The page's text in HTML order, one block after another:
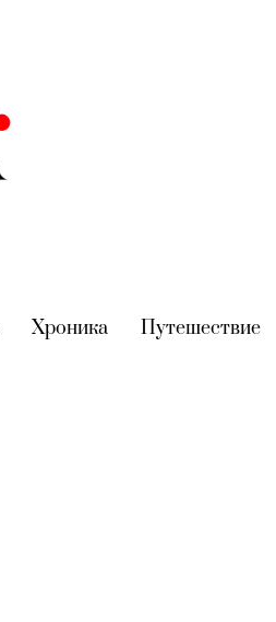
(current)
Хроника (current)
Путешествие